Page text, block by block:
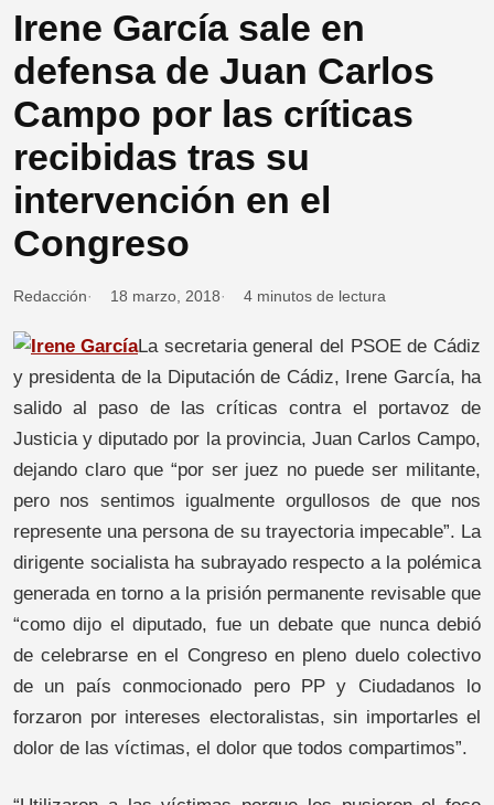
Irene García sale en
defensa de Juan Carlos
Campo por las críticas
recibidas tras su
intervención en el
Congreso
Redacción 18 marzo, 2018 4 minutos de lectura
La secretaria general del PSOE de Cádiz
y presidenta de la Diputación de Cádiz, Irene García, ha
salido al paso de las críticas contra el portavoz de
Justicia y diputado por la provincia, Juan Carlos Campo,
dejando claro que “por ser juez no puede ser militante,
pero nos sentimos igualmente orgullosos de que nos
represente una persona de su trayectoria impecable”. La
dirigente socialista ha subrayado respecto a la polémica
generada en torno a la prisión permanente revisable que
“como dijo el diputado, fue un debate que nunca debió
de celebrarse en el Congreso en pleno duelo colectivo
de un país conmocionado pero PP y Ciudadanos lo
forzaron por intereses electoralistas, sin importarles el
dolor de las víctimas, el dolor que todos compartimos”.